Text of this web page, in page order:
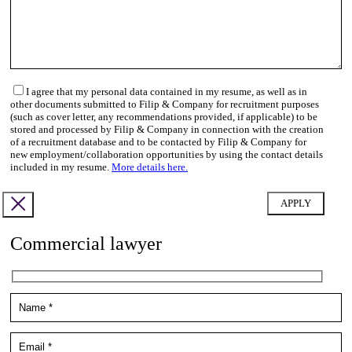
I agree that my personal data contained in my resume, as well as in
other documents submitted to Filip & Company for recruitment purposes
(such as cover letter, any recommendations provided, if applicable) to be
stored and processed by Filip & Company in connection with the creation
of a recruitment database and to be contacted by Filip & Company for
new employment/collaboration opportunities by using the contact details
included in my resume. More details here.
Commercial lawyer